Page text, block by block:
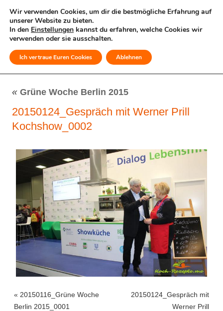
MENÜ
« Grüne Woche Berlin 2015
20150124_Gespräch mit Werner Prill
Kochshow_0002
« 20150116_Grüne Woche
Berlin 2015_0001
20150124_Gespräch mit
Werner Prill
Wir verwenden Cookies, um dir die bestmögliche Erfahrung auf
unserer Website zu bieten.
In den Einstellungen kannst du erfahren, welche Cookies wir
verwenden oder sie ausschalten.
Ich vertraue Euren Cookies Ablehnen